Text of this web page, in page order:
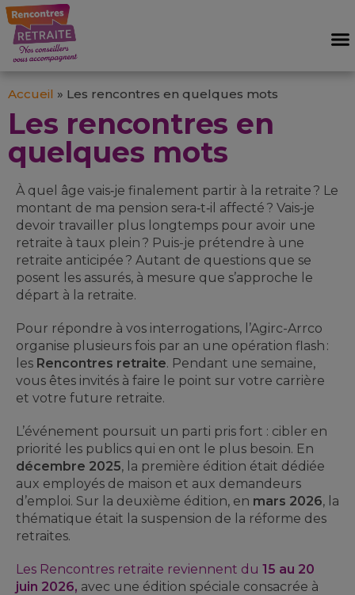
Accueil » Les rencontres en quelques mots
Les rencontres en
quelques mots
À quel âge vais‑je finalement partir à la retraite ? Le
montant de ma pension sera‑t‑il affecté ? Vais‑je
devoir travailler plus longtemps pour avoir une
retraite à taux plein ? Puis-je prétendre à une
retraite anticipée ? Autant de questions que se
posent les assurés, à mesure que s’approche le
départ à la retraite.
Pour répondre à vos interrogations, l’Agirc-Arrco
organise plusieurs fois par an une opération flash :
les Rencontres retraite. Pendant une semaine,
vous êtes invités à faire le point sur votre carrière
et votre future retraite.
L’événement poursuit un parti pris fort : cibler en
priorité les publics qui en ont le plus besoin. En
décembre 2025, la première édition était dédiée
aux employés de maison et aux demandeurs
d’emploi. Sur la deuxième édition, en mars 2026, la
thématique était la suspension de la réforme des
retraites.
Les Rencontres retraite reviennent du 15 au 20
juin 2026, avec une édition spéciale consacrée à